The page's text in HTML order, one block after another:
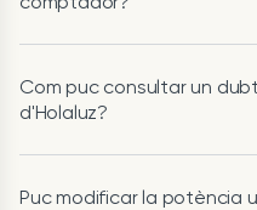
Com puc consultar un
d'Holaluz?
Puc modificar la potència